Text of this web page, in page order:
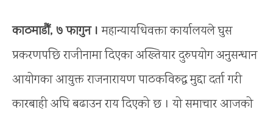
काठमाडौँ, ७ फागुन । महान्यायधिवक्ता कार्यालयले घुस
प्रकरणपछि राजीनामा दिएका अख्तियार दुरुपयोग अनुसन्धान
आयोगका आयुक्त राजनारायण पाठकविरुद्ध मुद्दा दर्ता गरी
कारबाही अघि बढाउन राय दिएको छ । यो समाचार आजको